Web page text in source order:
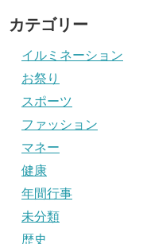
カテゴリー
イルミネーション
お祭り
スポーツ
ファッション
マネー
健康
年間行事
未分類
歴史